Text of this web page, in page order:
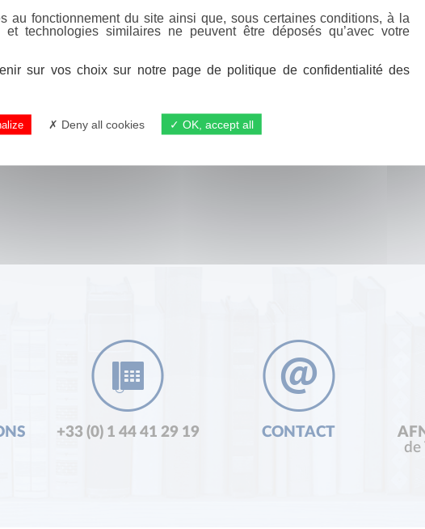
+33 (0) 1 44 41 29 19 CONTACT
de
au fonctionnement du site ainsi que, sous certaines conditions, à la
et technologies similaires ne peuvent être déposés qu’avec votre
sur vos choix sur notre page de politique de confidentialité des
Deny all cookies OK, accept all